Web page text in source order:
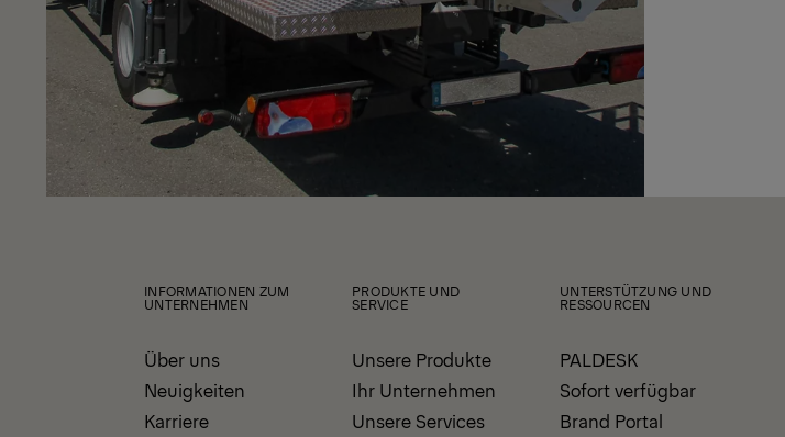
INFORMATIONEN ZUM
UNTERNEHMEN
Über uns
Neuigkeiten
Karriere
PRODUKTE UND
SERVICE
Unsere Produkte
Ihr Unternehmen
Unsere Services
UNTERSTÜTZUNG UND
RESSOURCEN
PALDESK
Sofort verfügbar
Brand Portal